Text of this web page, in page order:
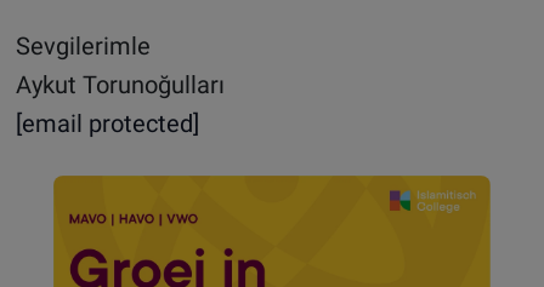
Sevgilerimle
Aykut Torunoğulları
[email protected]